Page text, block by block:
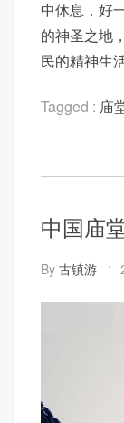
中休息，好
的神圣之地
民的精神生
Tagged : 庙
中国庙
By 古镇游